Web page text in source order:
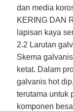
dan media
KERING DAN
lapisan kaya
2.2 Larutan
Skema
ketat. Dalam
galvanis hot
terutama untuk
komponen